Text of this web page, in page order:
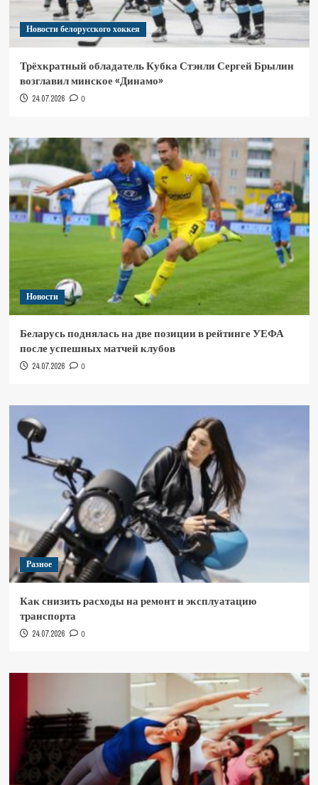
Новости белорусского хоккея
Трёхкратный обладатель Кубка Стэнли Сергей Брылин
возглавил минское «Динамо»
24.07.2026 0
Новости
Беларусь поднялась на две позиции в рейтинге УЕФА
после успешных матчей клубов
24.07.2026 0
Разное
Как снизить расходы на ремонт и эксплуатацию
транспорта
24.07.2026 0